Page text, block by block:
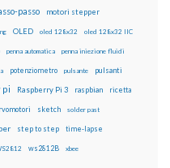
passo motori stepper
OLED oled 128x32 oled 128x32 IIC
penna automatica penna iniezione fluidi
potenziometro pulsante pulsanti
pi Raspberry Pi 3 raspbian ricetta
sketch solder past
step to step time-lapse
ws2812B xbee